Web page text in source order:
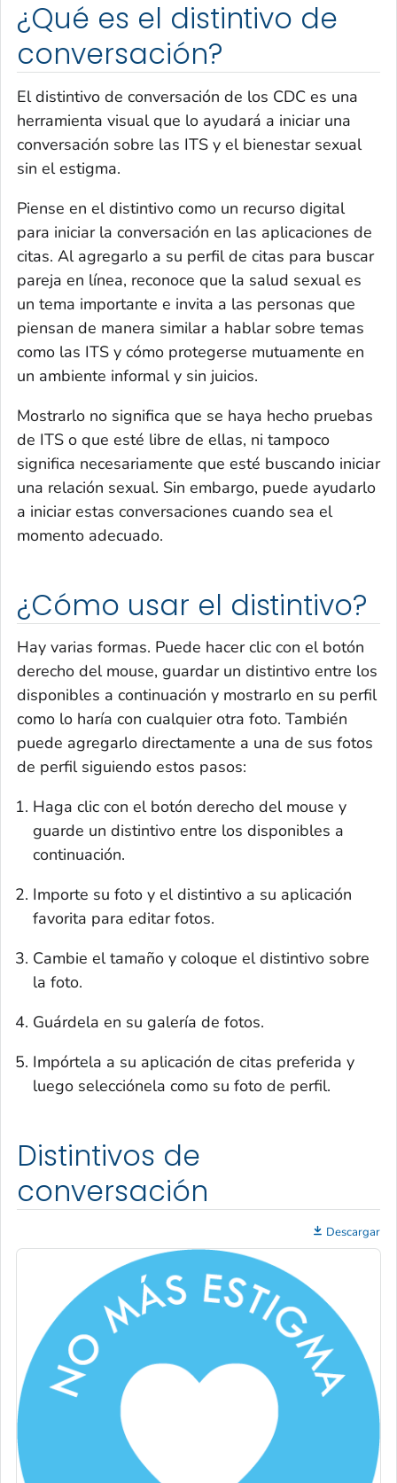
¿Qué es el distintivo de
conversación?
El distintivo de conversación de los CDC es una
herramienta visual que lo ayudará a iniciar una
conversación sobre las ITS y el bienestar sexual
sin el estigma.
Piense en el distintivo como un recurso digital
para iniciar la conversación en las aplicaciones de
citas. Al agregarlo a su perfil de citas para buscar
pareja en línea, reconoce que la salud sexual es
un tema importante e invita a las personas que
piensan de manera similar a hablar sobre temas
como las ITS y cómo protegerse mutuamente en
un ambiente informal y sin juicios.
Mostrarlo no significa que se haya hecho pruebas
de ITS o que esté libre de ellas, ni tampoco
significa necesariamente que esté buscando iniciar
una relación sexual. Sin embargo, puede ayudarlo
a iniciar estas conversaciones cuando sea el
momento adecuado.
¿Cómo usar el distintivo?
Hay varias formas. Puede hacer clic con el botón
derecho del mouse, guardar un distintivo entre los
disponibles a continuación y mostrarlo en su perfil
como lo haría con cualquier otra foto. También
puede agregarlo directamente a una de sus fotos
de perfil siguiendo estos pasos:
Haga clic con el botón derecho del mouse y
guarde un distintivo entre los disponibles a
continuación.
Importe su foto y el distintivo a su aplicación
favorita para editar fotos.
Cambie el tamaño y coloque el distintivo sobre
la foto.
Guárdela en su galería de fotos.
Impórtela a su aplicación de citas preferida y
luego selecciónela como su foto de perfil.
Distintivos de
conversación
Descargar